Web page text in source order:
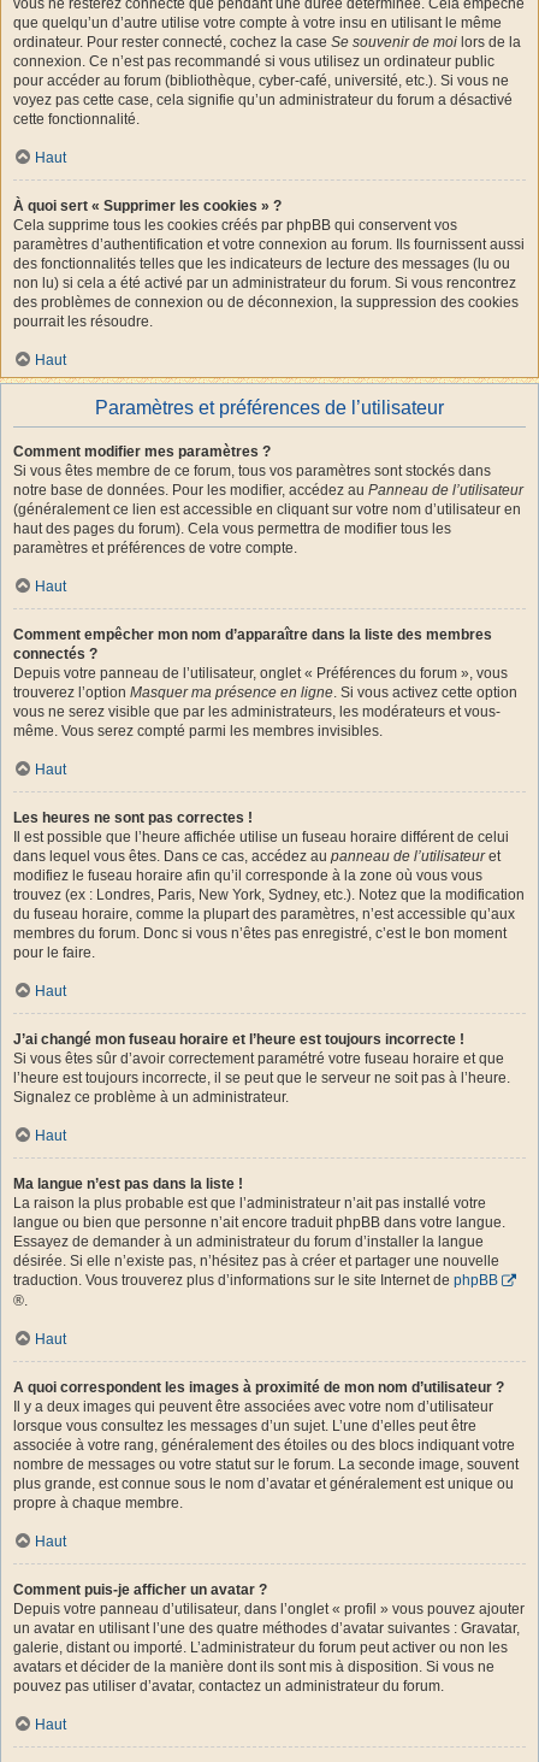
vous ne resterez connecté que pendant une durée déterminée. Cela empêche
que quelqu’un d’autre utilise votre compte à votre insu en utilisant le même
ordinateur. Pour rester connecté, cochez la case Se souvenir de moi lors de la
connexion. Ce n’est pas recommandé si vous utilisez un ordinateur public
pour accéder au forum (bibliothèque, cyber-café, université, etc.). Si vous ne
voyez pas cette case, cela signifie qu’un administrateur du forum a désactivé
cette fonctionnalité.
Haut
À quoi sert « Supprimer les cookies » ?
Cela supprime tous les cookies créés par phpBB qui conservent vos
paramètres d’authentification et votre connexion au forum. Ils fournissent aussi
des fonctionnalités telles que les indicateurs de lecture des messages (lu ou
non lu) si cela a été activé par un administrateur du forum. Si vous rencontrez
des problèmes de connexion ou de déconnexion, la suppression des cookies
pourrait les résoudre.
Haut
Paramètres et préférences de l’utilisateur
Comment modifier mes paramètres ?
Si vous êtes membre de ce forum, tous vos paramètres sont stockés dans
notre base de données. Pour les modifier, accédez au Panneau de l’utilisateur
(généralement ce lien est accessible en cliquant sur votre nom d’utilisateur en
haut des pages du forum). Cela vous permettra de modifier tous les
paramètres et préférences de votre compte.
Haut
Comment empêcher mon nom d’apparaître dans la liste des membres
connectés ?
Depuis votre panneau de l’utilisateur, onglet « Préférences du forum », vous
trouverez l’option Masquer ma présence en ligne. Si vous activez cette option
vous ne serez visible que par les administrateurs, les modérateurs et vous-
même. Vous serez compté parmi les membres invisibles.
Haut
Les heures ne sont pas correctes !
Il est possible que l’heure affichée utilise un fuseau horaire différent de celui
dans lequel vous êtes. Dans ce cas, accédez au panneau de l’utilisateuret
modifiez le fuseau horaire afin qu’il corresponde à la zone où vous vous
trouvez (ex : Londres, Paris, New York, Sydney, etc.). Notez que la modification
du fuseau horaire, comme la plupart des paramètres, n’est accessible qu’aux
membres du forum. Donc si vous n’êtes pas enregistré, c’est le bon moment
pour le faire.
Haut
J’ai changé mon fuseau horaire et l’heure est toujours incorrecte !
Si vous êtes sûr d’avoir correctement paramétré votre fuseau horaire et que
l’heure est toujours incorrecte, il se peut que le serveur ne soit pas à l’heure.
Signalez ce problème à un administrateur.
Haut
Ma langue n’est pas dans la liste !
La raison la plus probable est que l’administrateur n’ait pas installé votre
langue ou bien que personne n’ait encore traduit phpBB dans votre langue.
Essayez de demander à un administrateur du forum d’installer la langue
désirée. Si elle n’existe pas, n’hésitez pas à créer et partager une nouvelle
traduction. Vous trouverez plus d’informations sur le site Internet de phpBB
®.
Haut
A quoi correspondent les images à proximité de mon nom d’utilisateur ?
Il y a deux images qui peuvent être associées avec votre nom d’utilisateur
lorsque vous consultez les messages d’un sujet. L’une d’elles peut être
associée à votre rang, généralement des étoiles ou des blocs indiquant votre
nombre de messages ou votre statut sur le forum. La seconde image, souvent
plus grande, est connue sous le nom d’avatar et généralement est unique ou
propre à chaque membre.
Haut
Comment puis-je afficher un avatar ?
Depuis votre panneau d’utilisateur, dans l’onglet « profil » vous pouvez ajouter
un avatar en utilisant l’une des quatre méthodes d’avatar suivantes : Gravatar,
galerie, distant ou importé. L’administrateur du forum peut activer ou non les
avatars et décider de la manière dont ils sont mis à disposition. Si vous ne
pouvez pas utiliser d’avatar, contactez un administrateur du forum.
Haut